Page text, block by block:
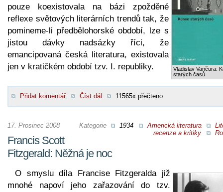
Vladislav Vančura:
starých časů
pouze koexistovala na bázi zpožděné
reflexe světových literárních trendů tak, že
pomineme-li předbělohorské období, lze s
jistou dávky nadsázky říci, že
emancipovaná česká literatura, existovala
jen v kratičkém období tzv. I. republiky.
Přidat komentář Číst dál 11565x přečteno
Kategorie 1934 Americká literatura
recenze a kritiky
17. Prosinec 2008
Francis Scott
Fitzgerald: Něžná je noc
O smyslu díla Francise Fitzgeralda již
mnohé napoví jeho zařazování do tzv.